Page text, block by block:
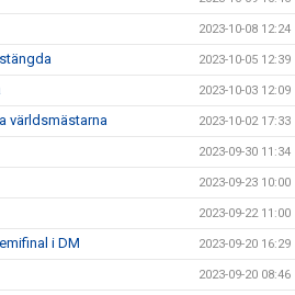
2023-10-08 12:24
2023-10-05 12:39
2023-10-03 12:09
världsmästarna 2023-10-02 17:33
2023-09-30 11:34
2023-09-23 10:00
2023-09-22 11:00
i DM 2023-09-20 16:29
2023-09-20 08:46